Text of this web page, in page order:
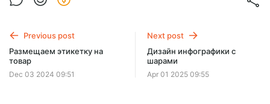
Создание информативной и привлекательной инфографики
Previous post
Размещаем этикетку на
товар
Dec 03 2024 09:51
Next post
Дизайн инфографики с
шарами
Apr 01 2025 09:55